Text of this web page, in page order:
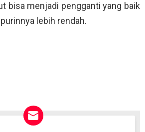
bisa menjadi pengganti yang baik
lebih rendah.